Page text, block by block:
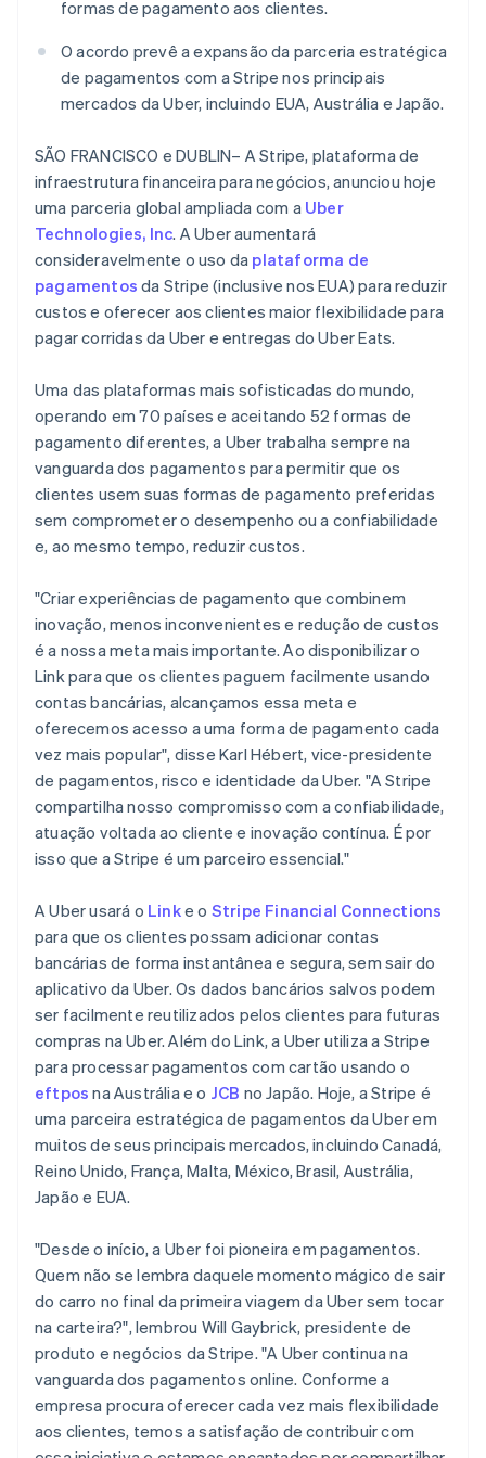
Veja o que está chegando
Radar
Prevenção de fraudes
Atlas
Climate
Remoção de carbono
Identity
Verificação de identidade
Assista agora
Ecossistema
Parceiros
Stripe App Marketplace
formas de pagamento aos clientes.
O acordo prevê a expansão da parceria estratégica
de pagamentos com a Stripe nos principais
mercados da Uber, incluindo EUA, Austrália e Japão.
SÃO FRANCISCO e DUBLIN– A Stripe, plataforma de
infraestrutura financeira para negócios, anunciou hoje
uma parceria global ampliada com a Uber
Technologies, Inc. A Uber aumentará
consideravelmente o uso da plataforma de
pagamentos da Stripe (inclusive nos EUA) para reduzir
custos e oferecer aos clientes maior flexibilidade para
pagar corridas da Uber e entregas do Uber Eats.
Uma das plataformas mais sofisticadas do mundo,
operando em 70 países e aceitando 52 formas de
pagamento diferentes, a Uber trabalha sempre na
vanguarda dos pagamentos para permitir que os
clientes usem suas formas de pagamento preferidas
sem comprometer o desempenho ou a confiabilidade
e, ao mesmo tempo, reduzir custos.
"Criar experiências de pagamento que combinem
inovação, menos inconvenientes e redução de custos
é a nossa meta mais importante. Ao disponibilizar o
Link para que os clientes paguem facilmente usando
contas bancárias, alcançamos essa meta e
oferecemos acesso a uma forma de pagamento cada
vez mais popular", disse Karl Hébert, vice-presidente
de pagamentos, risco e identidade da Uber. "A Stripe
compartilha nosso compromisso com a confiabilidade,
atuação voltada ao cliente e inovação contínua. É por
isso que a Stripe é um parceiro essencial."
A Uber usará o Linke o Stripe Financial Connections
para que os clientes possam adicionar contas
bancárias de forma instantânea e segura, sem sair do
aplicativo da Uber. Os dados bancários salvos podem
ser facilmente reutilizados pelos clientes para futuras
compras na Uber. Além do Link, a Uber utiliza a Stripe
para processar pagamentos com cartão usando o
eftpos na Austrália e o JCB no Japão. Hoje, a Stripe é
uma parceira estratégica de pagamentos da Uber em
muitos de seus principais mercados, incluindo Canadá,
Reino Unido, França, Malta, México, Brasil, Austrália,
Japão e EUA.
"Desde o início, a Uber foi pioneira em pagamentos.
Quem não se lembra daquele momento mágico de sair
do carro no final da primeira viagem da Uber sem tocar
na carteira?", lembrou Will Gaybrick, presidente de
produto e negócios da Stripe. "A Uber continua na
vanguarda dos pagamentos online. Conforme a
empresa procura oferecer cada vez mais flexibilidade
aos clientes, temos a satisfação de contribuir com
Deutsch English
Austrália
English
Áustria
DeutschEnglish
Bélgica
NederlandsFrançais DeutschEnglish
Brasil
Português English
English
Canadá
EnglishFrançais
China continental
简体中文English
Chipre
English
Croácia
English Italiano
Dinamarca
English
Emirados Árabes Unidos
English
English
Eslovênia
English Italiano
Espanha
EspañolEnglish
Estados Unidos
EnglishEspañol简体中文
Estônia
English
Finlândia
EnglishSvenska
França
FrançaisEnglish
Gibraltar
Grécia
English
Hungria
English
Índia
English
Irlanda
English
Itália
ItalianoEnglish